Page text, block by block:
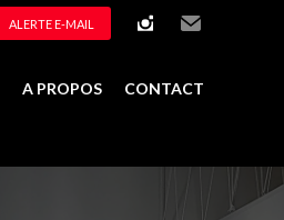
ALERTE E-MAIL
A PROPOS CONTACT